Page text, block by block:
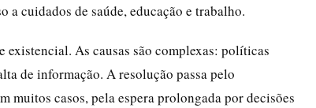
a cuidados de saúde, educação e trabalho.
As causas são complexas: políticas
de informação. A resolução passa pelo
casos, pela espera prolongada por decisões